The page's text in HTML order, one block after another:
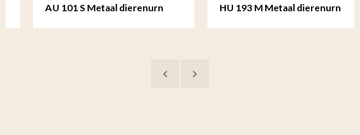
AU 101 S Metaal dierenurn
HU 193 M Metaal dierenurn